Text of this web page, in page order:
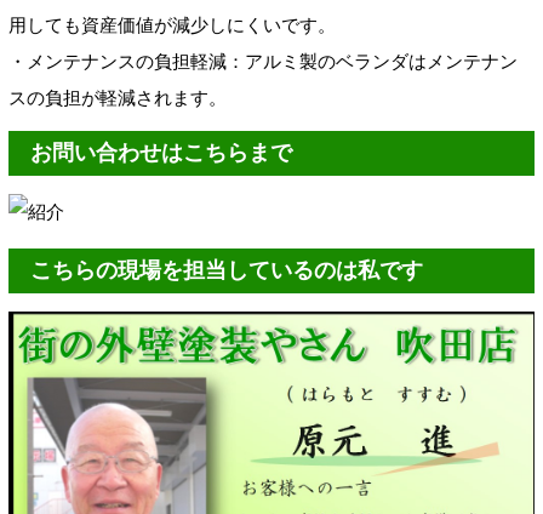
用しても資産価値が減少しにくいです。
・メンテナンスの負担軽減：アルミ製のベランダはメンテナン
スの負担が軽減されます。
お問い合わせはこちらまで
こちらの現場を担当しているのは私です